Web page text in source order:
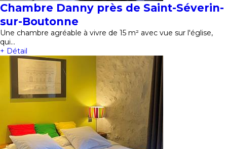
Chambre Danny près de Saint-Séverin-
sur-Boutonne
Une chambre agréable à vivre de 15 m² avec vue sur l'église,
qui…
+ Détail